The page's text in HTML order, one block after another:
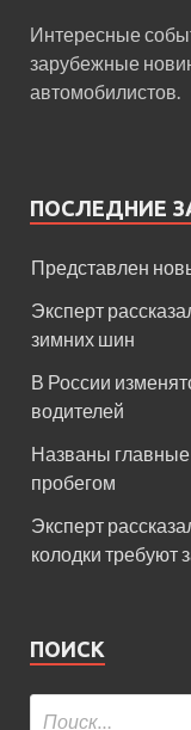
Интересные
зарубежные
автомобилистов.
ПОСЛЕДНИЕ
Представлен
Эксперт
зимних шин
В России
водителей
Названы
пробегом
Эксперт
колодки требуют
ПОИСК